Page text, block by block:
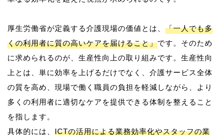
厚生労働省が定義する介護現場の価値とは、 「一人でも多
くの利用者に質の高いケアを届けること」です。そのため
に求められるのが、生産性向上の取り組みです。生産性向
上とは、単に効率を上げるだけでなく、介護サービス全体
の質を高め、現場で働く職員の負担を軽減しながら、より
多くの利用者に適切なケアを提供できる体制を整えること
を指します。
具体的には、 ICTの活用による業務効率化やスタッフの業